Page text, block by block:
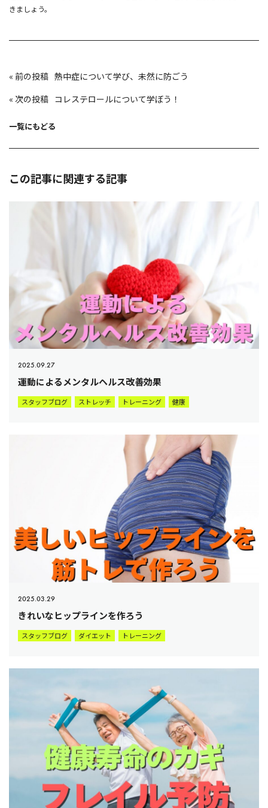
きましょう。
投
稿
ゲ
ョ
«
熱中症について学び、未然に防ごう
«
コレステロールについて学ぼう！
一覧にもどる
この記事に関連する記事
2025.09.27
運動によるメンタルヘルス改善効果
スタッフブログ ストレッチ トレーニング 健康
2025.03.29
きれいなヒップラインを作ろう
スタッフブログ ダイエット トレーニング